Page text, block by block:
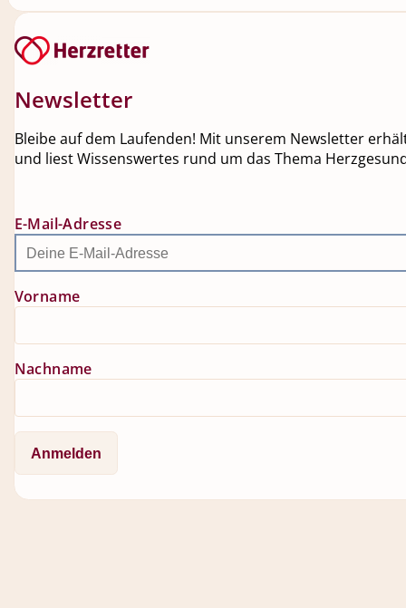
Newsletter
Bleibe auf dem Laufenden! Mit unserem Newsletter
und liest Wissenswertes rund um das Thema
E-Mail-Adresse
Vorname
Nachname